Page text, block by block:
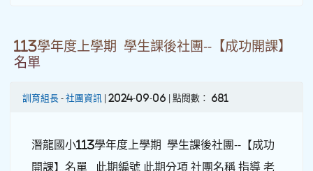
113學年度上學期 學生課後社團--【成功開課】
名單
訓育組長 - 社團資訊 | 2024-09-06 | 點閱數： 681
潛龍國小113學年度上學期 學生課後社團--【成功
開課】名單 此期編號 此期分項 社團名稱 指導 老